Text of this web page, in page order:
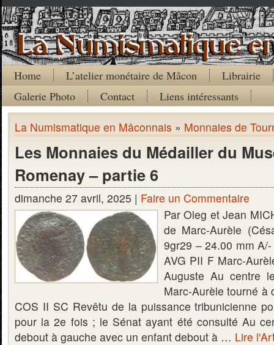
Home L’atelier monétaire de Mâcon
Librairie
Galerie Photo
Contact Liens intéressants
La Numismatique en Mâconnais » Monnaies de
Les Monnaies du Médailler du
Romenay – partie 6
dimanche 27 avril, 2025 | Faire un Commentaire
Par Oleg et Jean
de Marc-Aurèle
9gr29 – 24.00 mm
AVG PII F Marc-
Auguste Au centre
Marc-Aurèle tourné à
COS II SC Revêtu de la puissance tribunicienne
pour la 2e fois ; le Sénat ayant été consulté Au
debout à gauche avec un enfant debout à … Lire